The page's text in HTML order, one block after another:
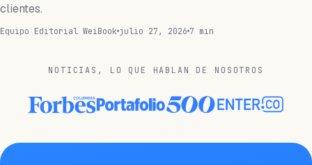
clientes.
Equipo Editorial WeiBook julio 27, 2026 7 min
NOTICIAS, LO QUE HABLAN DE NOSOTROS